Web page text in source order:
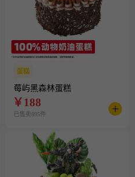
蛋糕
莓屿黑森林蛋糕
￥188
已售卖895件